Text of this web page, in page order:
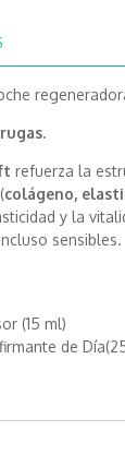
refuerza la
colágeno,
y la
sensibles.
(15 ml)
de